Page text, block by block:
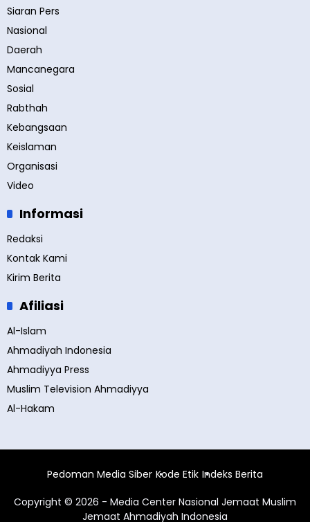
Siaran Pers
Nasional
Daerah
Mancanegara
Sosial
Rabthah
Kebangsaan
Keislaman
Organisasi
Video
Informasi
Redaksi
Kontak Kami
Kirim Berita
Afiliasi
Al-Islam
Ahmadiyah Indonesia
Ahmadiyya Press
Muslim Television Ahmadiyya
Al-Hakam
Pedoman Media Siber Kode Etik Indeks Berita
Copyright © 2026 - Media Center Nasional Jemaat Muslim
Jemaat Ahmadiyah Indonesia